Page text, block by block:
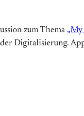
zum Thema
Digitalisierung.